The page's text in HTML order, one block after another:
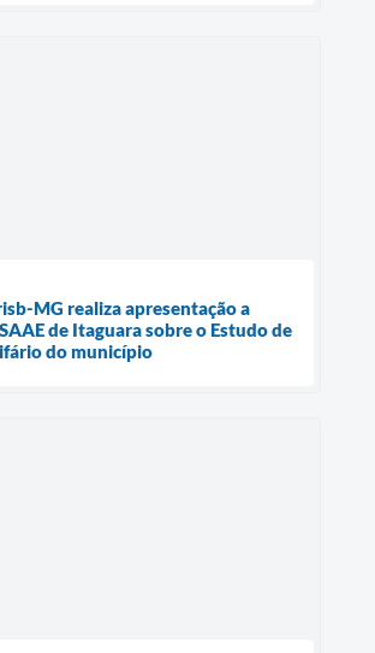
MG realiza apresentação a
de Itaguara sobre o Estudo de
do município